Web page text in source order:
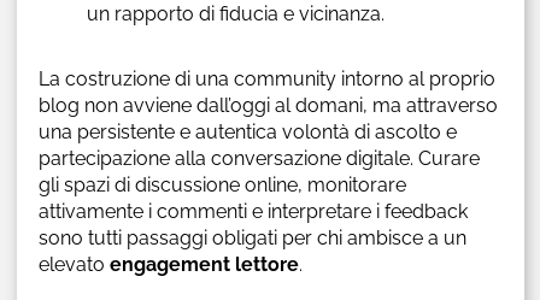
un rapporto di fiducia e vicinanza.
La costruzione di una community intorno al proprio
blog non avviene dall’oggi al domani, ma attraverso
una persistente e autentica volontà di ascolto e
partecipazione alla conversazione digitale. Curare
gli spazi di discussione online, monitorare
attivamente i commenti e interpretare i feedback
sono tutti passaggi obligati per chi ambisce a un
elevato engagement lettore.